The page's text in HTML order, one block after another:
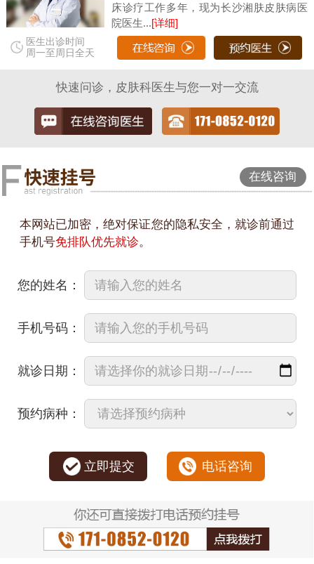
医生出诊时间
周一至周日全天
床诊疗工作多年，现为长沙湘肤皮肤病医
院医生...[详细]
快速问诊，皮肤科医生与您一对一交流
在线咨询
本网站已加密，绝对保证您的隐私安全，就诊前通过
手机号免排队优先就诊。
您的姓名：
手机号码：
就诊日期：
预约病种：
立即提交 电话咨询